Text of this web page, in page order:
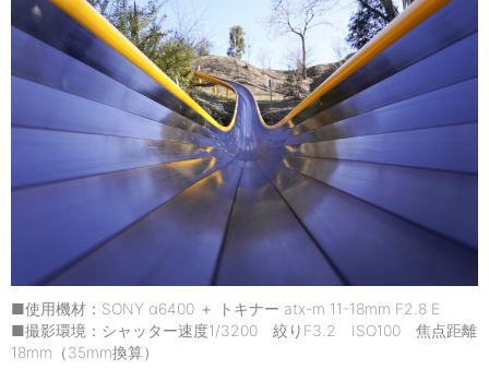
■使用機材：SONY α6400 ＋ トキナー atx-m 11-18mm F2.8 E
■撮影環境：シャッター速度1/3200 絞りF3.2 ISO100 焦点距離
18mm（35mm換算）